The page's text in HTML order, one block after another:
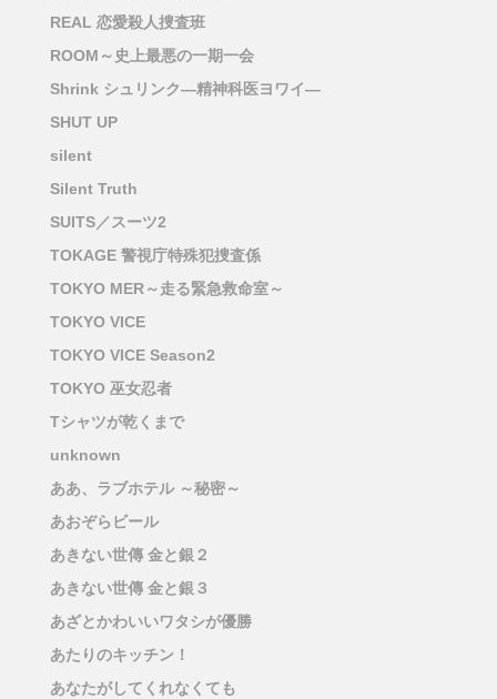
REAL 恋愛殺人捜査班
ROOM～史上最悪の一期一会
Shrink シュリンク―精神科医ヨワイ―
SHUT UP
silent
Silent Truth
SUITS／スーツ2
TOKAGE 警視庁特殊犯捜査係
TOKYO MER～走る緊急救命室～
TOKYO VICE
TOKYO VICE Season2
TOKYO 巫女忍者
Tシャツが乾くまで
unknown
ああ、ラブホテル ～秘密～
あおぞらビール
あきない世傳 金と銀２
あきない世傳 金と銀３
あざとかわいいワタシが優勝
あたりのキッチン！
あなたがしてくれなくても